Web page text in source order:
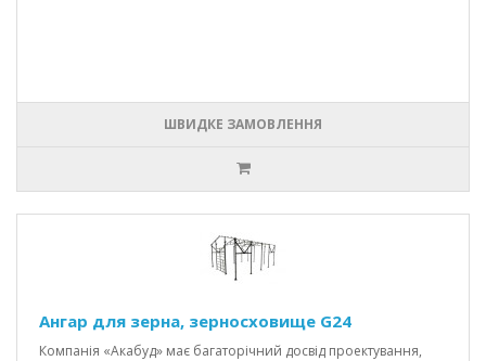
ШВИДКЕ ЗАМОВЛЕННЯ
Ангар для зерна, зерносховище G24
Компанія «Акабуд» має багаторічний досвід проектування,